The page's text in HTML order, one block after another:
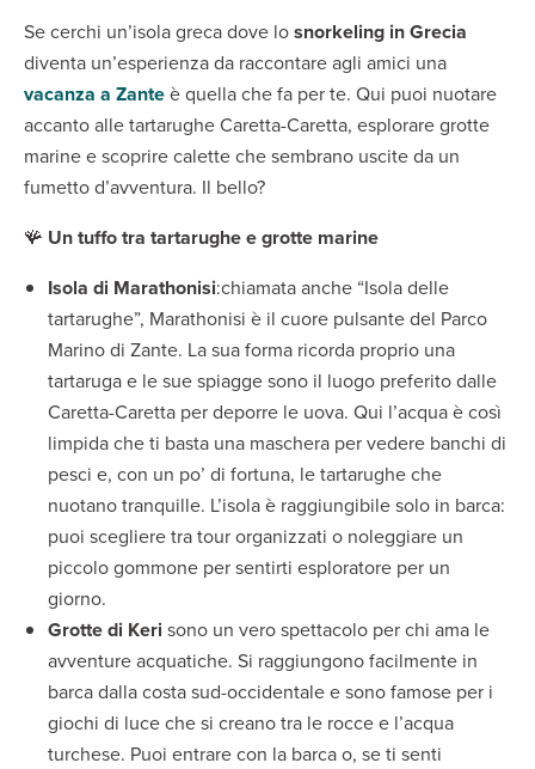
Se cerchi un’isola greca dove losnorkeling in Grecia
diventa un’esperienza da raccontare agli amici una
vacanza a Zanteè quella che fa per te. Qui puoi nuotare
accanto alle tartarughe Caretta-Caretta, esplorare grotte
marine e scoprire calette che sembrano uscite da un
fumetto d’avventura. Il bello?
🪸 Un tuffo tra tartarughe e grotte marine
Isola di Marathonisi:chiamata anche “Isola delle
tartarughe”, Marathonisi è il cuore pulsante del Parco
Marino di Zante. La sua forma ricorda proprio una
tartaruga e le sue spiagge sono il luogo preferito dalle
Caretta-Caretta per deporre le uova. Qui l’acqua è così
limpida che ti basta una maschera per vedere banchi di
pesci e, con un po’ di fortuna, le tartarughe che
nuotano tranquille. L’isola è raggiungibile solo in barca:
puoi scegliere tra tour organizzati o noleggiare un
piccolo gommone per sentirti esploratore per un
giorno.
Grotte di Keri sono un vero spettacolo per chi ama le
avventure acquatiche. Si raggiungono facilmente in
barca dalla costa sud-occidentale e sono famose per i
giochi di luce che si creano tra le rocce e l’acqua
turchese. Puoi entrare con la barca o, se ti senti